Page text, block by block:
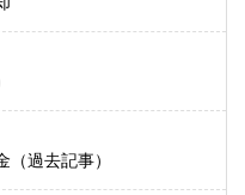
過去記事）